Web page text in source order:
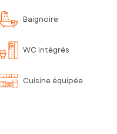
Baignoire
WC intégrés
Cuisine équipée